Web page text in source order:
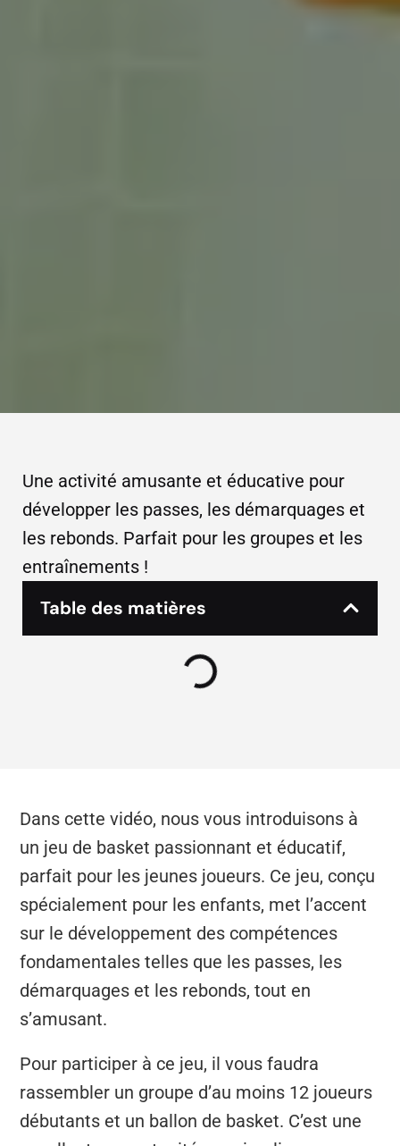
Une activité amusante et éducative pour
développer les passes, les démarquages et
les rebonds. Parfait pour les groupes et les
entraînements !
Table des matières
Dans cette vidéo, nous vous introduisons à
un jeu de basket passionnant et éducatif,
parfait pour les jeunes joueurs. Ce jeu, conçu
spécialement pour les enfants, met l’accent
sur le développement des compétences
fondamentales telles que les passes, les
démarquages et les rebonds, tout en
s’amusant.
Pour participer à ce jeu, il vous faudra
rassembler un groupe d’au moins 12 joueurs
débutants et un ballon de basket. C’est une